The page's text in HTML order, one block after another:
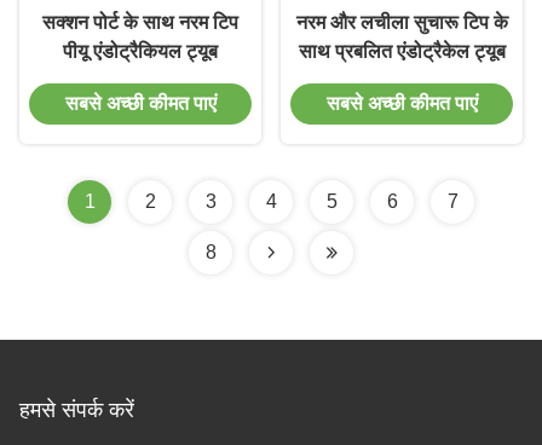
सक्शन पोर्ट के साथ नरम टिप
पीयू एंडोट्रैकियल ट्यूब
सबसे अच्छी कीमत पाएं
नरम और लचीला सुचारू टिप के
साथ प्रबलित एंडोट्रैकेल ट्यूब
सबसे अच्छी कीमत पाएं
1 2 3 4 5 6 7
8
हमसे संपर्क करें